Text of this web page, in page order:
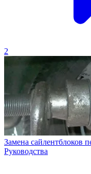
2
Замена сайлентблоков
Руководства